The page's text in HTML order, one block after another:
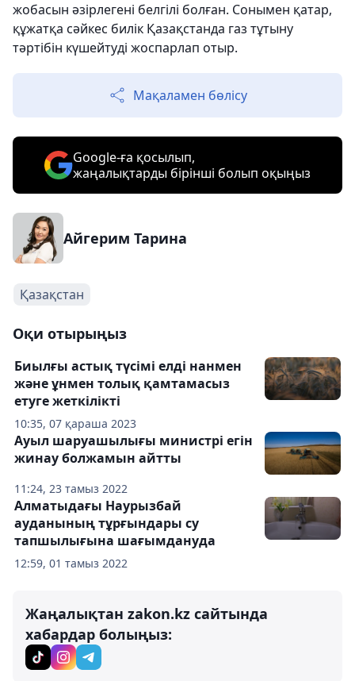
жобасын әзірлегені белгілі болған. Сонымен қатар,
құжатқа сәйкес билік Қазақстанда газ тұтыну
тәртібін күшейтуді жоспарлап отыр.
Мақаламен бөлісу
Google-ға қосылып,
жаңалықтарды бірінші болып оқыңыз
Айгерим Тарина
Қазақстан
Оқи отырыңыз
10:35, 07 қараша 2023
Биылғы астық түсімі елді нанмен
және ұнмен толық қамтамасыз
етуге жеткілікті
11:24, 23 тамыз 2022
Ауыл шаруашылығы министрі егін
жинау болжамын айтты
12:59, 01 тамыз 2022
Алматыдағы Наурызбай
ауданының тұрғындары су
тапшылығына шағымдануда
Жаңалықтан zakon.kz сайтында
хабардар болыңыз: